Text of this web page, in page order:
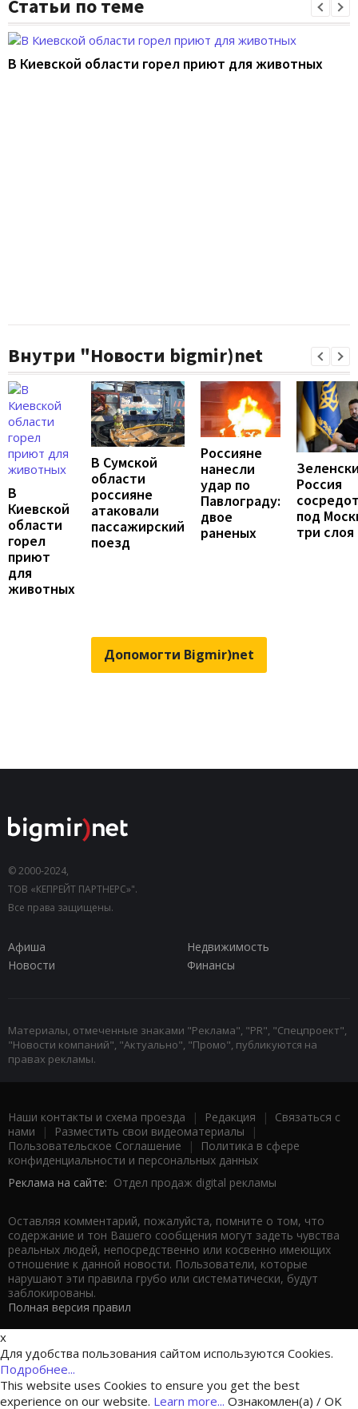
Статьи по теме
В Киевской области горел приют для животных
Внутри "Новости bigmir)net
В
Киевской
области
горел
приют
для
животных
В Сумской
области
россияне
атаковали
пассажирский
поезд
Россияне
нанесли
удар по
Павлограду:
двое
раненых
Россия
под
три
Допомогти Bigmir)net
© 2000-2024,
ТОВ «КЕПРЕЙТ ПАРТНЕРС»".
Все права защищены.
Афиша
Недвижимость
Новости
Финансы
Материалы, отмеченные знаками "Реклама", "PR", "Спецпроект",
"Новости компаний", "Актуально", "Промо", публикуются на
правах рекламы.
Наши контакты и схема проезда | Редакция | Связаться с
нами | Разместить свои видеоматериалы |
Пользовательское Соглашение |
Политика в сфере
конфиденциальности и персональных данных
Реклама на сайте: Отдел продаж digital рекламы
Оставляя комментарий, пожалуйста, помните о том, что
содержание и тон Вашего сообщения могут задеть чувства
реальных людей, непосредственно или косвенно имеющих
отношение к данной новости. Пользователи, которые
нарушают эти правила грубо или систематически, будут
заблокированы.
Полная версия правил
x
Для удобства пользования сайтом используются Cookies.
Подробнее...
This website uses Cookies to ensure you get the best
experience on our website. Learn more... Ознакомлен(а) / OK